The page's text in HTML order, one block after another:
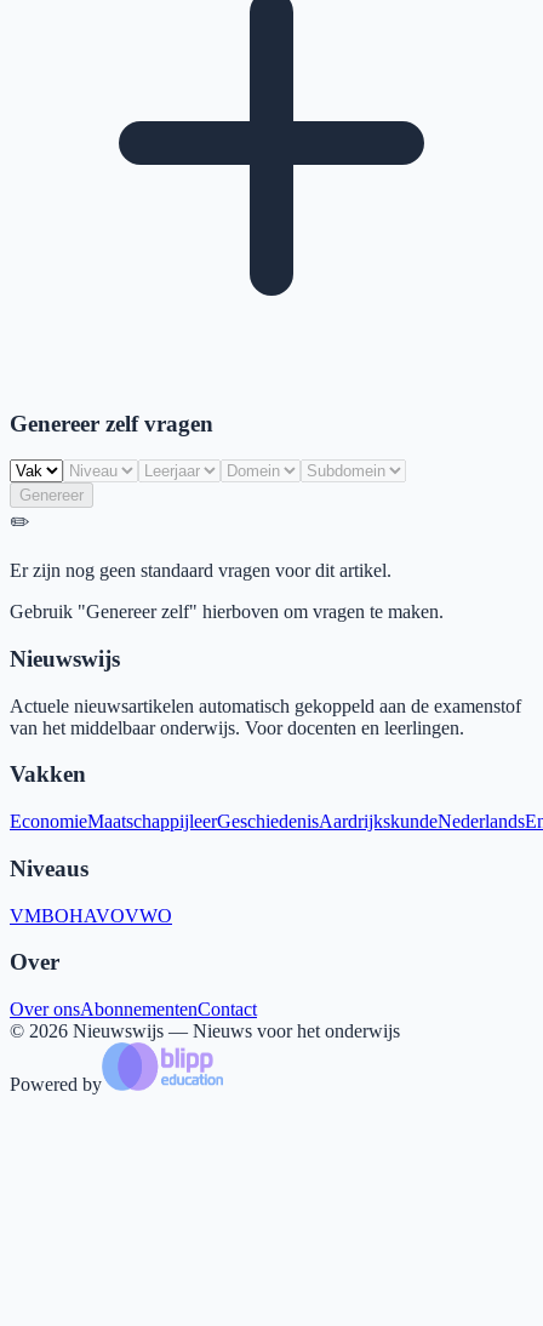
Genereer zelf vragen
Genereer
✏️
Er zijn nog geen standaard vragen voor dit artikel.
Gebruik "Genereer zelf" hierboven om vragen te maken.
Nieuwswijs
Actuele nieuwsartikelen automatisch gekoppeld aan de examenstof
van het middelbaar onderwijs. Voor docenten en leerlingen.
Vakken
EconomieMaatschappijleerGeschiedenisAardrijkskundeNederlands
Niveaus
VMBOHAVOVWO
Over
Over onsAbonnementenContact
© 2026 Nieuwswijs — Nieuws voor het onderwijs
Powered by